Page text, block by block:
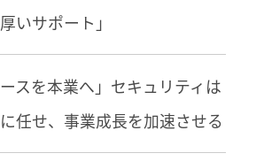
いサポート」
ースを本業へ」セキュリティは
任せ、事業成長を加速させる